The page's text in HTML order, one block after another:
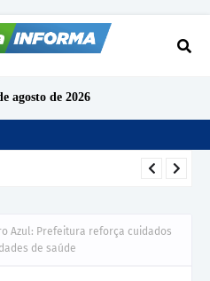
agosto de 2026
Azul: Prefeitura reforça cuidados
de saúde